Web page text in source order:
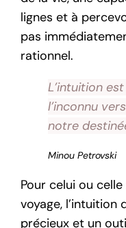
lignes et à
pas
rationnel.
L’intuition
l’inconnu
notre
Minou Petrovski
Pour celui ou
voyage, l’intuition
précieux et un